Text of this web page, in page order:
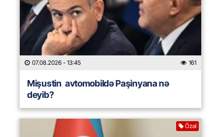
07.08.2026 - 13:45 161
Mişustin avtomobildə Paşinyana nə
deyib?
Özəl